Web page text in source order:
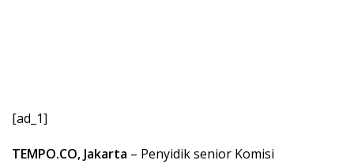
[ad_1]
TEMPO.CO, Jakarta – Penyidik senior Komisi